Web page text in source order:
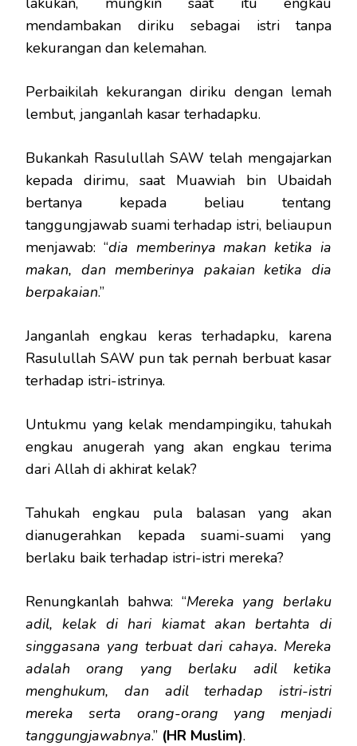
mendambakan diriku sebagai istri tanpa
kekurangan dan kelemahan.
Perbaikilah kekurangan diriku dengan lemah
lembut, janganlah kasar terhadapku.
Bukankah Rasulullah SAW telah mengajarkan
kepada dirimu, saat Muawiah bin Ubaidah
bertanya kepada beliau tentang
tanggungjawab suami terhadap istri, beliaupun
menjawab: “dia memberinya makan ketika ia
makan, dan memberinya pakaian ketika dia
berpakaian.”
Janganlah engkau keras terhadapku, karena
Rasulullah SAW pun tak pernah berbuat kasar
terhadap istri-istrinya.
Untukmu yang kelak mendampingiku, tahukah
engkau anugerah yang akan engkau terima
dari Allah di akhirat kelak?
Tahukah engkau pula balasan yang akan
dianugerahkan kepada suami-suami yang
berlaku baik terhadap istri-istri mereka?
Renungkanlah bahwa: “Mereka yang berlaku
adil, kelak di hari kiamat akan bertahta di
singgasana yang terbuat dari cahaya. Mereka
adalah orang yang berlaku adil ketika
menghukum, dan adil terhadap istri-istri
mereka serta orang-orang yang menjadi
tanggungjawabnya.” (HR Muslim).